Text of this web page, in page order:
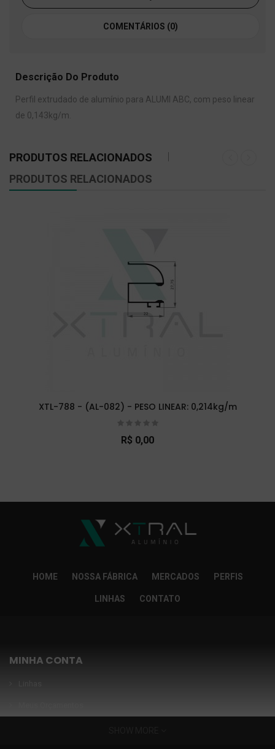
COMENTÁRIOS (0)
Descrição Do Produto
Perfil extrudado de alumínio para ALUMI ABC, com peso linear
de 0,143kg/m.
PRODUTOS RELACIONADOS
PRODUTOS RELACIONADOS
XTL-788 - (AL-082) - PESO LINEAR: 0,214kg/m
R$ 0,00
HOME NOSSA FÁBRICA MERCADOS PERFIS
LINHAS CONTATO
MINHA CONTA